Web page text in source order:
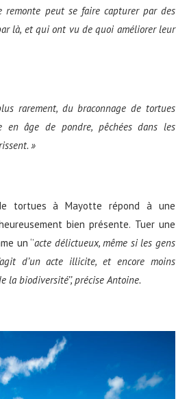
remonte peut se faire capturer par des
là, et qui ont vu de quoi améliorer leur
rarement, du braconnage de tortues
en âge de pondre, pêchéesdans les
»
tortues à Mayotte répond à une
bien présente. Tuer une
un ‘’acte délictueux, même si les gens
d’un acte illicite, et encore moins
la biodiversité’’, précise Antoine.